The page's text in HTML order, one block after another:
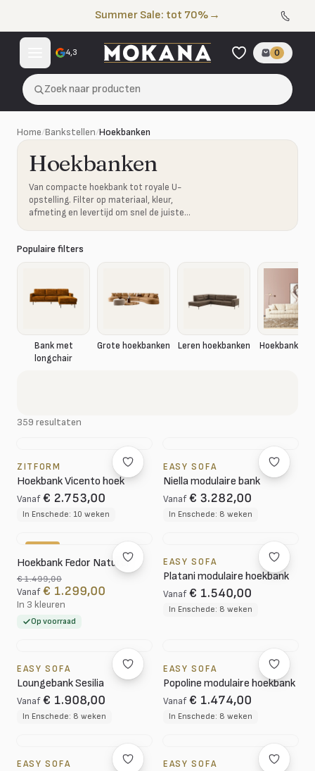
Summer Sale: tot 70% →
4,3 0
Zoek naar producten
Home/Bankstellen/Hoekbanken
Hoekbanken
Van compacte hoekbank tot royale U-
opstelling. Filter op materiaal, kleur,
afmeting en levertijd om snel de juiste
Populaire filters
Bank met
longchair
Grote hoekbanken Leren hoekbanken Hoekbank
359 resultaten
ZITFORM
Hoekbank Vicento hoek
Vanaf € 2.753,00
In Enschede: 10 weken
EASY SOFA
Niella modulaire bank
Vanaf € 3.282,00
In Enschede: 8 weken
Hoekbank Fedor Naturel
€ 1.499,00
Vanaf € 1.299,00
In 3 kleuren
Op voorraad
EASY SOFA
Platani modulaire hoekbank
Vanaf € 1.540,00
In Enschede: 8 weken
EASY SOFA
Loungebank Sesilia
Vanaf € 1.908,00
In Enschede: 8 weken
EASY SOFA
Popoline modulaire hoekbank
Vanaf € 1.474,00
In Enschede: 8 weken
EASY SOFA EASY SOFA